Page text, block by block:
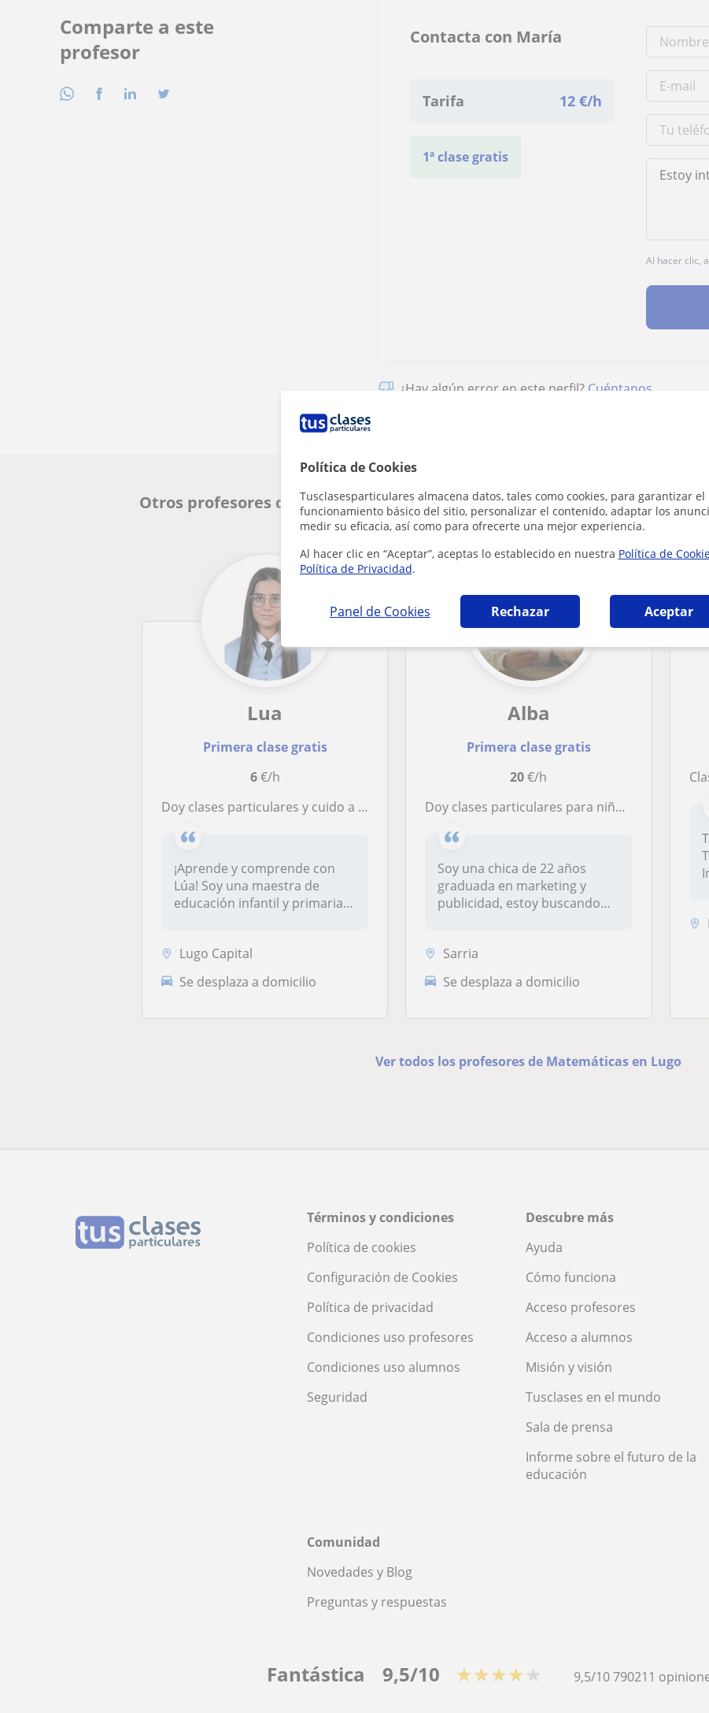
Política de Cookies
Tusclasesparticulares almacena datos, tales como cookies, para garantizar el
funcionamiento básico del sitio, personalizar el contenido, adaptar los
medir su eficacia, así como para ofrecerte una mejor experiencia.
Al hacer clic en “Aceptar”, aceptas lo establecido en nuestra Política de
Política de Privacidad.
Panel de Cookies Rechazar Aceptar
Comparte a este
profesor
Contacta con María
Tarifa 12 €/h
1ª clase gratis
Al hacer clic,
¿Hay algún error en este perfil? Cuéntanos
Otros profesores de Matemáticas en Lugo que pueden interesarte
Lua
Primera clase gratis
6€/h
Doy clases particulares y cuido a niños/as. Mi experiencia es de 4 años y puedo ayudar con las diferentes asignaturas de primaria
¡Aprende y comprende con
Lúa! Soy una maestra de
educación infantil y primaria
Lugo Capital
Se desplaza a domicilio
Alba
Primera clase gratis
20€/h
Doy clases particulares para niños de primaria y ayuda a niños de infantil
Soy una chica de 22 años
graduada en marketing y
publicidad, estoy buscando
Sarria
Se desplaza a domicilio
Ver todos los profesores de Matemáticas en Lugo
Términos y condiciones
Política de cookies
Configuración de Cookies
Política de privacidad
Condiciones uso profesores
Condiciones uso alumnos
Seguridad
Descubre más
Ayuda
Cómo funciona
Acceso profesores
Acceso a alumnos
Misión y visión
Tusclases en el mundo
Sala de prensa
Informe sobre el futuro de la
educación
Comunidad
Novedades y Blog
Preguntas y respuestas
Fantástica 9,5/10 ★★★★★ 9,5/10790211